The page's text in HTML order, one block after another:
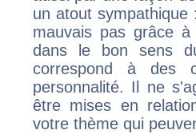
un atout
mauvais pas grâce
dans le bon sens
correspond à des
personnalité. Il ne
être mises en
votre thème qui